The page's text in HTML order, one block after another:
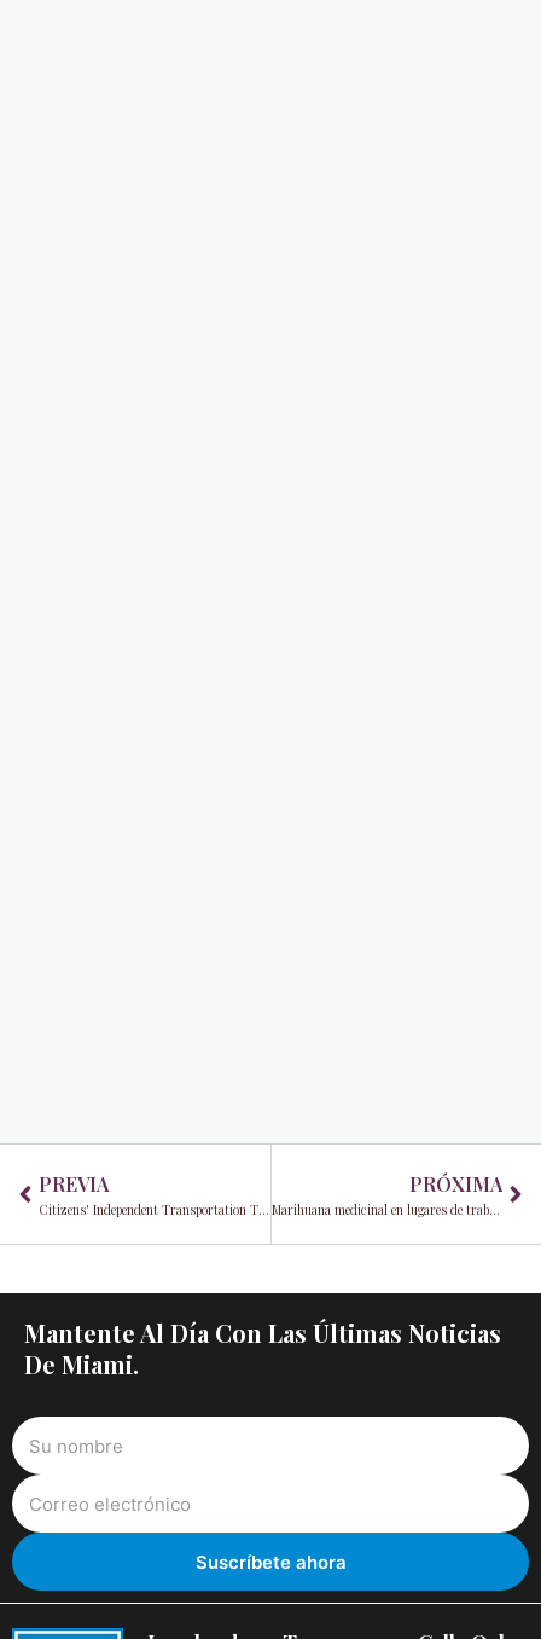
PREVIA
Citizens' Independent Transportation Trust elige nuevos directivos para liderar el futuro del transporte público de Miami-Dade
PRÓXIMA
Marihuana medicinal en lugares de trabajo de Florida: Equilibrando compasión, cumplimiento y seguridad
Mantente Al Día Con Las Últimas Noticias
De Miami.